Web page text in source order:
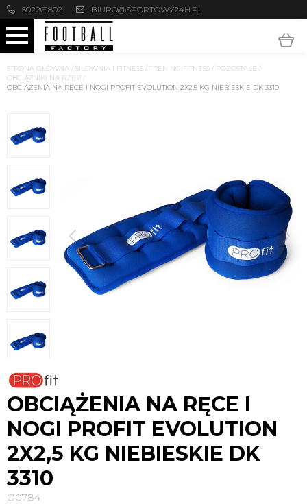
502261802 BIURO@SPORTOWY24H.PL
STRONA GŁÓWNA / SIŁOWNIA I FITNESS / TRENING FITNESS / POZOSTAŁE /
OBCIĄŻNIKI NA RZEP /
OBCIĄŻENIA NA RĘCE I NOGI PROFIT EVOLUTION 2X2,5 KG NIEBIESKIE DK 3310
OBCIĄŻENIA NA RĘCE I
NOGI PROFIT EVOLUTION
2X2,5 KG NIEBIESKIE DK
3310
O0784